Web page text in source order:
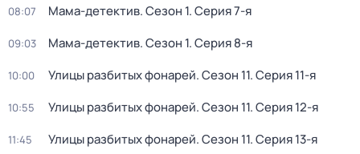
08:07 Мама-детектив. Сезон 1. Серия 7-я
09:03 Мама-детектив. Сезон 1. Серия 8-я
10:00 Улицы разбитых фонарей. Сезон 11. Серия 11-я
10:55 Улицы разбитых фонарей. Сезон 11. Серия 12-я
11:45 Улицы разбитых фонарей. Сезон 11. Серия 13-я